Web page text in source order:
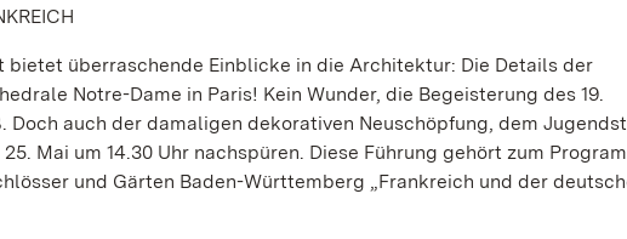
überraschende Einblicke in die Architektur: Die Details der
Notre-Dame in Paris! Kein Wunder, die Begeisterung des 19.
auch der damaligen dekorativen Neuschöpfung, dem
Mai um 14.30 Uhr nachspüren. Diese Führung gehört zum
und Gärten Baden-Württemberg „Frankreich und der